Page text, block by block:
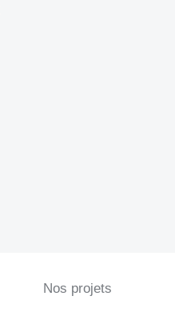
Nos projets